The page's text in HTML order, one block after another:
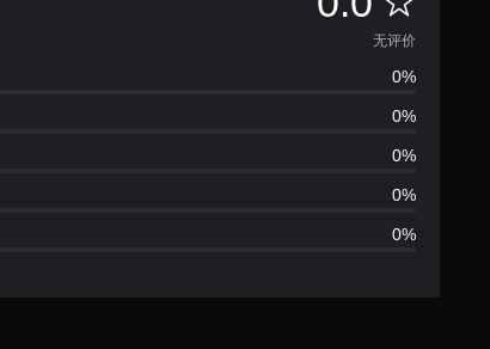
评
价
无评价
0%
0%
0%
0%
0%